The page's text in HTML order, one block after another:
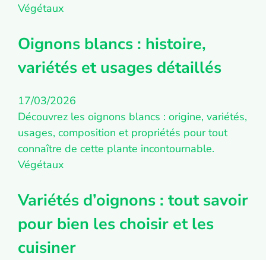
Végétaux
Oignons blancs : histoire,
variétés et usages détaillés
17/03/2026
Découvrez les oignons blancs : origine, variétés,
usages, composition et propriétés pour tout
connaître de cette plante incontournable.
Végétaux
Variétés d’oignons : tout savoir
pour bien les choisir et les
cuisiner